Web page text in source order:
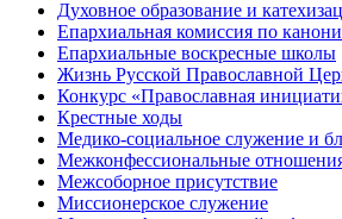
Духовное образование и
Епархиальная комиссия по
Епархиальные воскресные школы
Жизнь Русской Православной
Конкурс «Православная
Крестные ходы
Медико-социальное служение и
Межконфессиональные
Межсоборное присутствие
Миссионерское служение